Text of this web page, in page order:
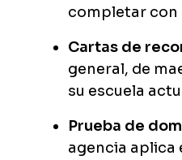
completar con
Cartas de
general, de
su escuela
Prueba de
agencia aplica